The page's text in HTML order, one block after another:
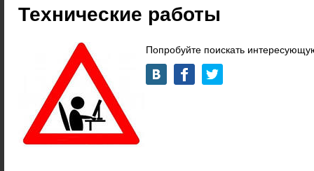
Технические работы
Попробуйте поискать